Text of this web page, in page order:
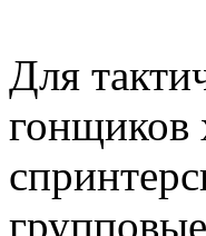
Для
гонщиков